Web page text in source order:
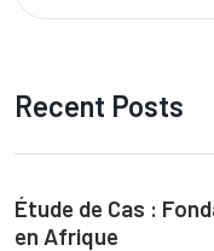
Recent Posts
Étude de Cas :
en Afrique